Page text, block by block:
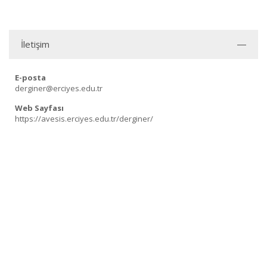
İletişim
E-posta
derginer@erciyes.edu.tr
Web Sayfası
https://avesis.erciyes.edu.tr/derginer/